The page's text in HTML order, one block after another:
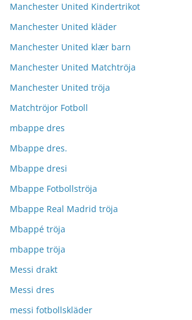
Manchester United Kindertrikot
Manchester United kläder
Manchester United klær barn
Manchester United Matchtröja
Manchester United tröja
Matchtröjor Fotboll
mbappe dres
Mbappe dres.
Mbappe dresi
Mbappe Fotbollströja
Mbappe Real Madrid tröja
Mbappé tröja
mbappe tröja
Messi drakt
Messi dres
messi fotbollskläder